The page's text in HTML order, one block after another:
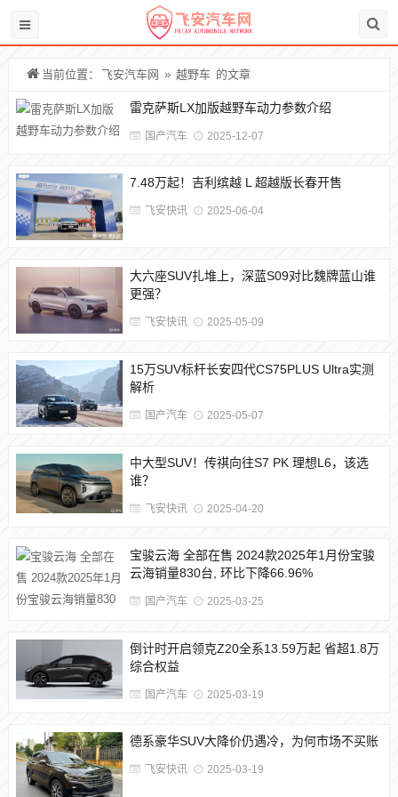
当前位置： 飞安汽车网 » 越野车 的文章
雷克萨斯LX加版越野车动力参数介绍
国产汽车 2025-12-07
7.48万起！吉利缤越 L 超越版长春开售
飞安快讯 2025-06-04
大六座SUV扎堆上，深蓝S09对比魏牌蓝山谁
更强？
飞安快讯 2025-05-09
15万SUV标杆长安四代CS75PLUS Ultra实测
解析
国产汽车 2025-05-07
中大型SUV！传祺向往S7 PK 理想L6，该选
谁？
飞安快讯 2025-04-20
宝骏云海 全部在售 2024款2025年1月份宝骏
云海销量830台, 环比下降66.96%
国产汽车 2025-03-25
倒计时开启领克Z20全系13.59万起 省超1.8万
综合权益
国产汽车 2025-03-19
德系豪华SUV大降价仍遇冷，为何市场不买账
飞安快讯 2025-03-19